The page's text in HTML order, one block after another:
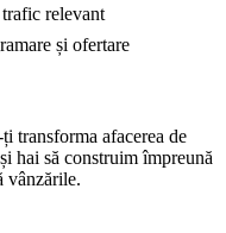
relevant
și ofertare
transforma afacerea de
hai să construim împreună
vânzările.